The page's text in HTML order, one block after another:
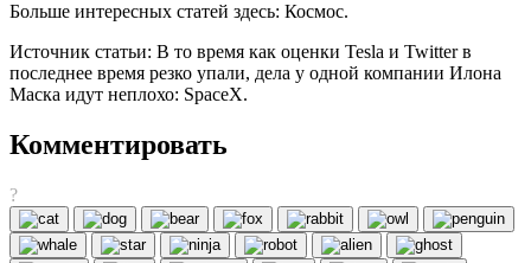
Больше интересных статей здесь: Космос.
Источник статьи: В то время как оценки Tesla и Twitter в
последнее время резко упали, дела у одной компании Илона
Маска идут неплохо: SpaceX.
Комментировать
?